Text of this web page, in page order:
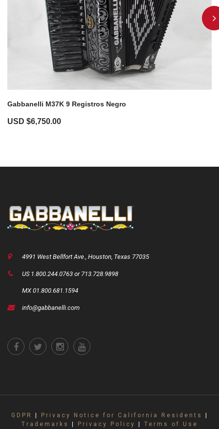
Gabbanelli M37K 9 Registros Negro
USD $6,750.00
4991 West Bellfort Ave., Houston, Texas 77035
US 1.800.244.0763 or 713.728.9898
MX 01.800.681.1594
info@gabbanelli.com
GDPR Privacy Notice for California Residents
Trademarks
Privacy Policy Terms of Use